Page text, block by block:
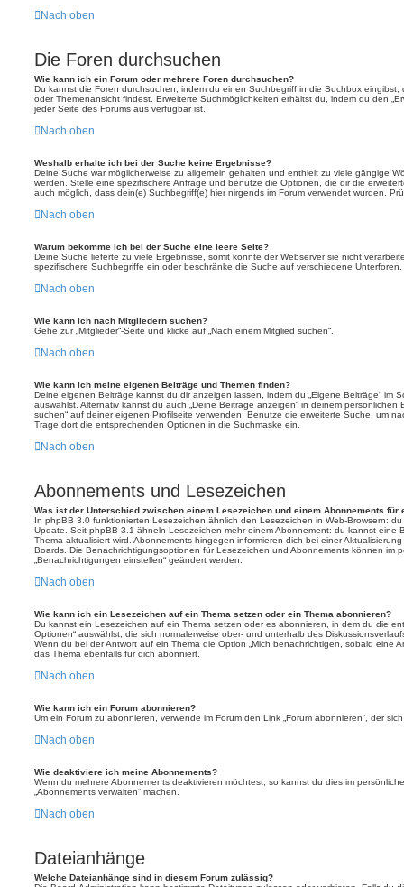
Nach oben
Die Foren durchsuchen
Wie kann ich ein Forum oder mehrere Foren durchsuchen?
Du kannst die Foren durchsuchen, indem du einen Suchbegriff in die Suchbox eingibst,
oder Themenansicht findest. Erweiterte Suchmöglichkeiten erhältst du, indem du den
jeder Seite des Forums aus verfügbar ist.
Nach oben
Weshalb erhalte ich bei der Suche keine Ergebnisse?
Deine Suche war möglicherweise zu allgemein gehalten und enthielt zu viele gängige
werden. Stelle eine spezifischere Anfrage und benutze die Optionen, die dir die
auch möglich, dass dein(e) Suchbegriff(e) hier nirgends im Forum verwendet wurden.
Nach oben
Warum bekomme ich bei der Suche eine leere Seite?
Deine Suche lieferte zu viele Ergebnisse, somit konnte der Webserver sie nicht
spezifischere Suchbegriffe ein oder beschränke die Suche auf verschiedene Unterforen.
Nach oben
Wie kann ich nach Mitgliedern suchen?
Gehe zur „Mitglieder“-Seite und klicke auf „Nach einem Mitglied suchen“.
Nach oben
Wie kann ich meine eigenen Beiträge und Themen finden?
Deine eigenen Beiträge kannst du dir anzeigen lassen, indem du „Eigene Beiträge“ im
auswählst. Alternativ kannst du auch „Deine Beiträge anzeigen“ in deinem persönlichen
suchen“ auf deiner eigenen Profilseite verwenden. Benutze die erweiterte Suche, um
Trage dort die entsprechenden Optionen in die Suchmaske ein.
Nach oben
Abonnements und Lesezeichen
Was ist der Unterschied zwischen einem Lesezeichen und einem Abonnements für
In phpBB 3.0 funktionierten Lesezeichen ähnlich den Lesezeichen in Web-Browsern:
Update. Seit phpBB 3.1 ähneln Lesezeichen mehr einem Abonnement: du kannst eine
Thema aktualisiert wird. Abonnements hingegen informieren dich bei einer
Boards. Die Benachrichtigungsoptionen für Lesezeichen und Abonnements können im
„Benachrichtigungen einstellen“ geändert werden.
Nach oben
Wie kann ich ein Lesezeichen auf ein Thema setzen oder ein Thema abonnieren?
Du kannst ein Lesezeichen auf ein Thema setzen oder es abonnieren, in dem du die
Optionen“ auswählst, die sich normalerweise ober- und unterhalb des
Wenn du bei der Antwort auf ein Thema die Option „Mich benachrichtigen, sobald eine
das Thema ebenfalls für dich abonniert.
Nach oben
Wie kann ich ein Forum abonnieren?
Um ein Forum zu abonnieren, verwende im Forum den Link „Forum abonnieren“, der
Nach oben
Wie deaktiviere ich meine Abonnements?
Wenn du mehrere Abonnements deaktivieren möchtest, so kannst du dies im
„Abonnements verwalten“ machen.
Nach oben
Dateianhänge
Welche Dateianhänge sind in diesem Forum zulässig?